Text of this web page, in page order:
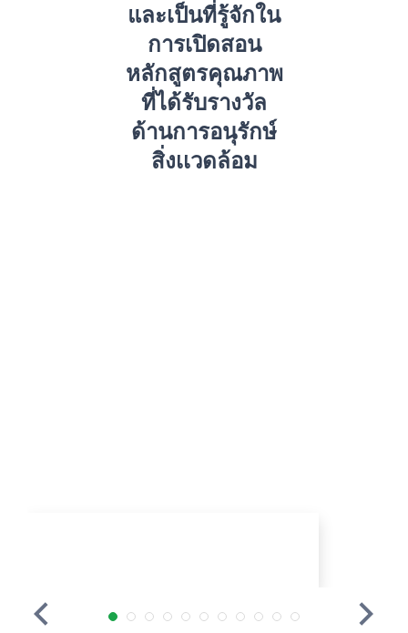
และเป็นที่รู้จักใน
การเปิดสอน
หลักสูตรคุณภาพ
ที่ได้รับรางวัล
ด้านการอนุรักษ์
สิ่งเเวดล้อม